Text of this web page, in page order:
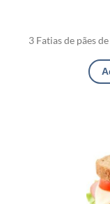
3 Fatias de pães